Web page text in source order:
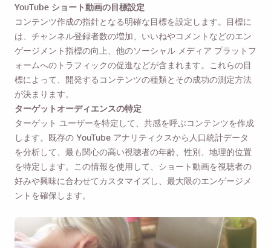
YouTube ショート動画の目標設定
コンテンツ作成の指針となる明確な目標を設定します。目標に
は、チャンネル登録者数の増加、いいねやコメントなどのエン
ゲージメント指標の向上、他のソーシャル メディア プラットフ
ォームへのトラフィックの促進などが含まれます。これらの目
標によって、開発するコンテンツの種類とその成功の測定方法
が決まります。
ターゲットオーディエンスの特定
ターゲット ユーザーを特定して、共感を呼ぶコンテンツを作成
します。既存の YouTube アナリティクスから人口統計データ
を分析して、最も関心の高い視聴者の年齢、性別、地理的位置
を特定します。この情報を使用して、ショート動画を視聴者の
好みや興味に合わせてカスタマイズし、最大限のエンゲージメ
ントを確保します。